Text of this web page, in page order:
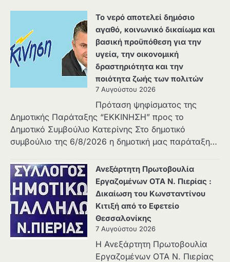
Το νερό αποτελεί δημόσιο
αγαθό, κοινωνικό δικαίωμα και
βασική προϋπόθεση για την
υγεία, την οικονομική
δραστηριότητα και την
ποιότητα ζωής των πολιτών
7 Αυγούστου 2026
Πρόταση ψηφίσματος της
Δημοτικής Παράταξης “ΕΚΚΙΝΗΣΗ” προς το
Δημοτικό Συμβούλιο Κατερίνης Στο δημοτικό
συμβούλιο της 6/8/2026 η δημοτική μας παράταξη…
Ανεξάρτητη Πρωτοβουλία
Εργαζομένων ΟΤΑ Ν. Πιερίας :
Δικαίωση του Κωνσταντίνου
Κιτιξή από το Εφετείο
Θεσσαλονίκης
7 Αυγούστου 2026
Η Ανεξάρτητη Πρωτοβουλία
Εργαζομένων ΟΤΑ Ν. Πιερίας